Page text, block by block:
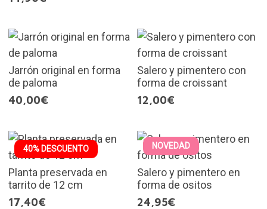
Jarrón original en forma
de paloma
40,00€
Salero y pimentero con
forma de croissant
12,00€
40% DESCUENTO
Planta preservada en
tarrito de 12 cm
17,40€
NOVEDAD
Salero y pimentero en
forma de ositos
24,95€